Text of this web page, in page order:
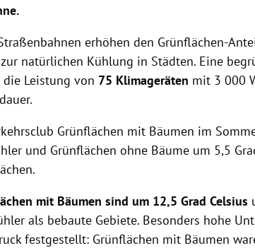
erhöhen den Grünflächen-
natürlichen Kühlung in Städten. Eine
Leistung von 75 Klimageräten mit 3 000
Grünflächen mit Bäumen im
und Grünflächen ohne Bäume um 5,5
mit Bäumen sind um 12,5 Grad Celsius
als bebaute Gebiete. Besonders hohe
festgestellt: Grünflächen mit Bäumen